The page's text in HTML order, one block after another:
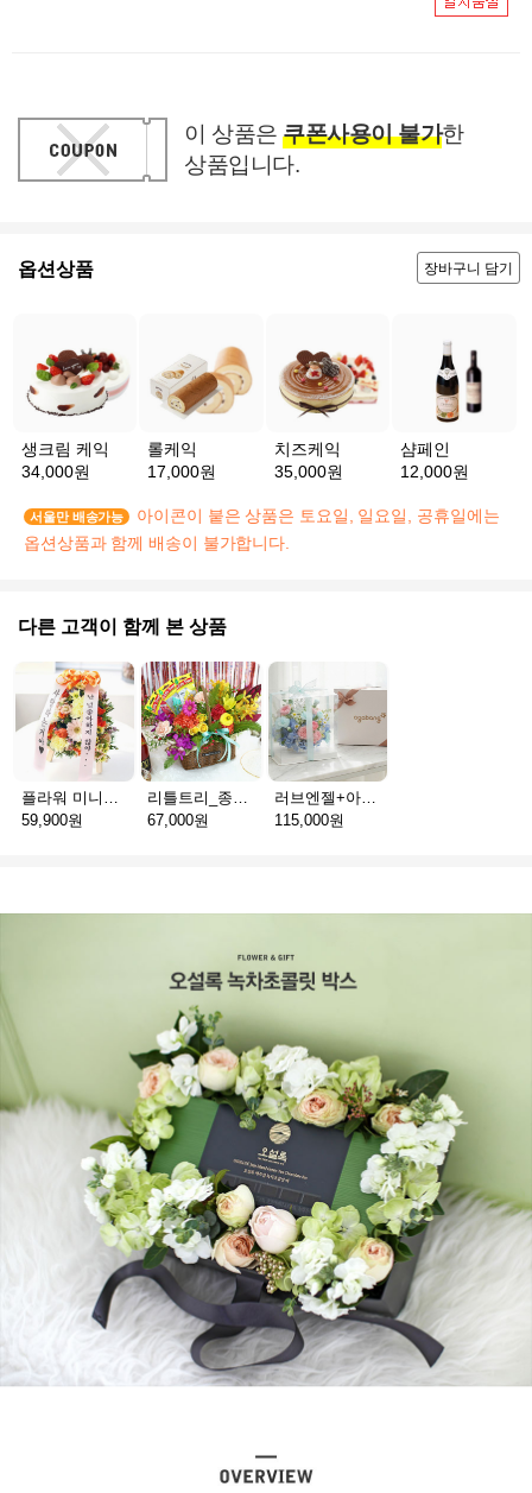
이 상품은 쿠폰사용이 불가한
상품입니다.
옵션상품 장바구니 담기
생크림 케익
34,000원
롤케익
17,000원
치즈케익
35,000원
샴페인
12,000원
서울만 배송가능
아이콘이 붙은 상품은 토요일, 일요일, 공휴일에는
옵션상품과 함께 배송이 불가합니다.
다른 고객이 함께 본 상품
59,900원
67,000원
러브엔젤+아가방딸랑이(서울)
115,000원